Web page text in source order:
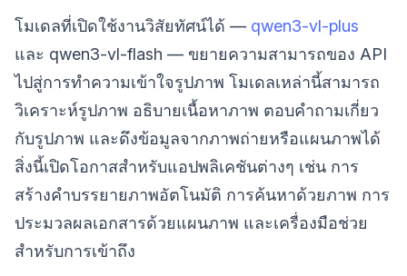
โมเดลที่เปิดใช้งานวิสัยทัศน์ได้ — qwen3-vl-plus
และ qwen3-vl-flash — ขยายความสามารถของ API
ไปสู่การทำความเข้าใจรูปภาพ โมเดลเหล่านี้สามารถ
วิเคราะห์รูปภาพ อธิบายเนื้อหาภาพ ตอบคำถามเกี่ยว
กับรูปภาพ และดึงข้อมูลจากภาพถ่ายหรือแผนภาพได้
สิ่งนี้เปิดโอกาสสำหรับแอปพลิเคชันต่างๆ เช่น การ
สร้างคำบรรยายภาพอัตโนมัติ การค้นหาด้วยภาพ การ
ประมวลผลเอกสารด้วยแผนภาพ และเครื่องมือช่วย
สำหรับการเข้าถึง